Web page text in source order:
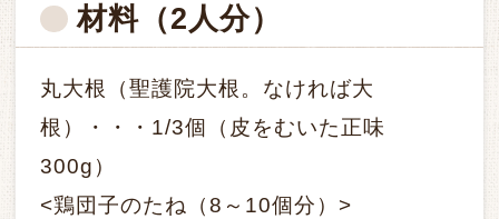
材料 （2人分）
丸大根（聖護院大根。なければ大
根）・・・1/3個（皮をむいた正味
300g）
<鶏団子のたね（8～10個分）>